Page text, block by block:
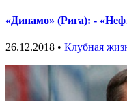
«Динамо» (Рига): -
26.12.2018 • Клубная